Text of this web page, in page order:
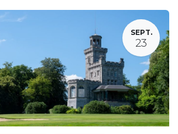
SEPT.
23